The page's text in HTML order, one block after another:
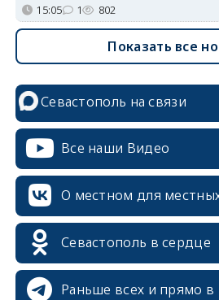
15:05 1 802
Показать все
Севастополь на связи
Все наши Видео
О местном для
Севастополь в сердце
Раньше всех и прямо в